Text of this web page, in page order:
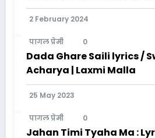
2 February 2024
पागल प्रेमी 0
Dada Ghare Saili lyrics /
Acharya | Laxmi Malla
25 May 2023
पागल प्रेमी 0
Jahan Timi Tyaha Ma :